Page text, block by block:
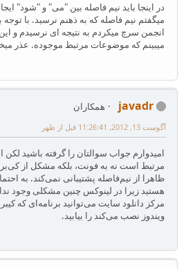
در اینجا باید نیم فاصله بین "می" و "شود"
میگفتم نیم فاصله که به ذهنم نرسید. با توجه
انجمن سرچ میکردم به نتیجه ای نرسیدم و
میبینم که موضوعات مرتبط موجوده. عذر
javadr
همکاران
آگوست 13, 2012, 11:26:41 قبل از ظهر
امیدوارم جواب سوالتان را گرفته باشید
مرتبط است نه به فونت، بلکه مشکل از
ظاهرا از نیم‌فاصله پشتیبانی نمی‌کند. به
هستید زیرا در لینوکس چنین مشکلی وجود
مرکز دانلود سایت می‌توانید برنامه‌ای که
ویندوز نصب می‌کند را بیابید.